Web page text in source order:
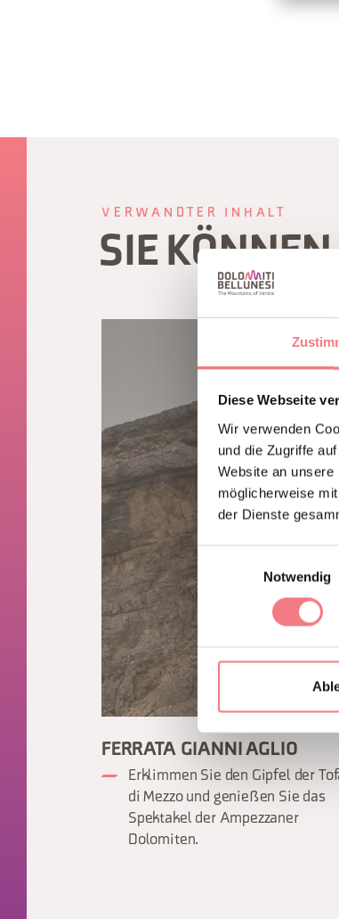
Diese Webseite
Wir verwenden
und die Zugriffe
Website an
möglicherweise
der Dienste
Notwendig
VERWANDTER INHALT
SIE
FERRATA GIANNI AGLIO
Erklimmen Sie den Gipfel der
di Mezzo und genießen Sie das
Spektakel der Ampezzaner
Dolomiten.